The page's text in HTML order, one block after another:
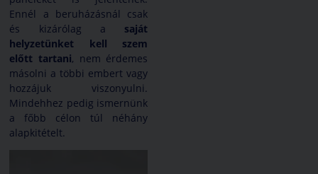
Ennél a beruházásnál csak
és kizárólag a saját
helyzetünket kell szem
előtt tartani, nem érdemes
másolni a többi embert vagy
hozzájuk viszonyulni.
Mindehhez pedig ismernünk
a főbb célon túl néhány
alapkitételt.